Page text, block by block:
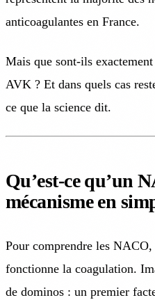
anticoagulantes en France.
Mais que sont-ils
AVK ? Et dans quels cas
ce que la science dit.
Qu’est-ce qu’un
mécanisme en
Pour comprendre les
fonctionne la coagulation.
de dominos : un premier